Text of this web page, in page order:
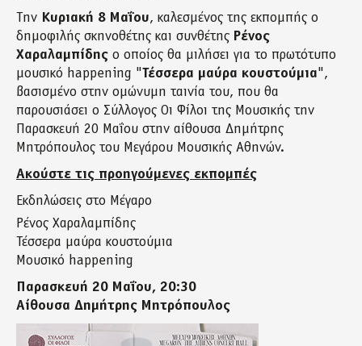
Την Κυριακή 8 Μαΐου, καλεσμένος της εκπομπής ο
δημοφιλής σκηνοθέτης και συνθέτης Ρένος
Χαραλαμπίδης ο οποίος θα μιλήσει για το πρωτότυπο
μουσικό happening "Τέσσερα μαύρα κουστούμια",
βασισμένο στην ομώνυμη ταινία του, που θα
παρουσιάσει ο Σύλλογος Οι Φίλοι της Μουσικής την
Παρασκευή 20 Μαΐου στην αίθουσα Δημήτρης
Μητρόπουλος του Μεγάρου Μουσικής Αθηνών.
Ακούστε τις προηγούμενες εκπομπές
Εκδηλώσεις στο Μέγαρο
Ρένος Χαραλαμπίδης
Τέσσερα μαύρα κουστούμια
Μουσικό happening
Παρασκευή 20 Μαΐου, 20:30
Αίθουσα Δημήτρης Μητρόπουλος